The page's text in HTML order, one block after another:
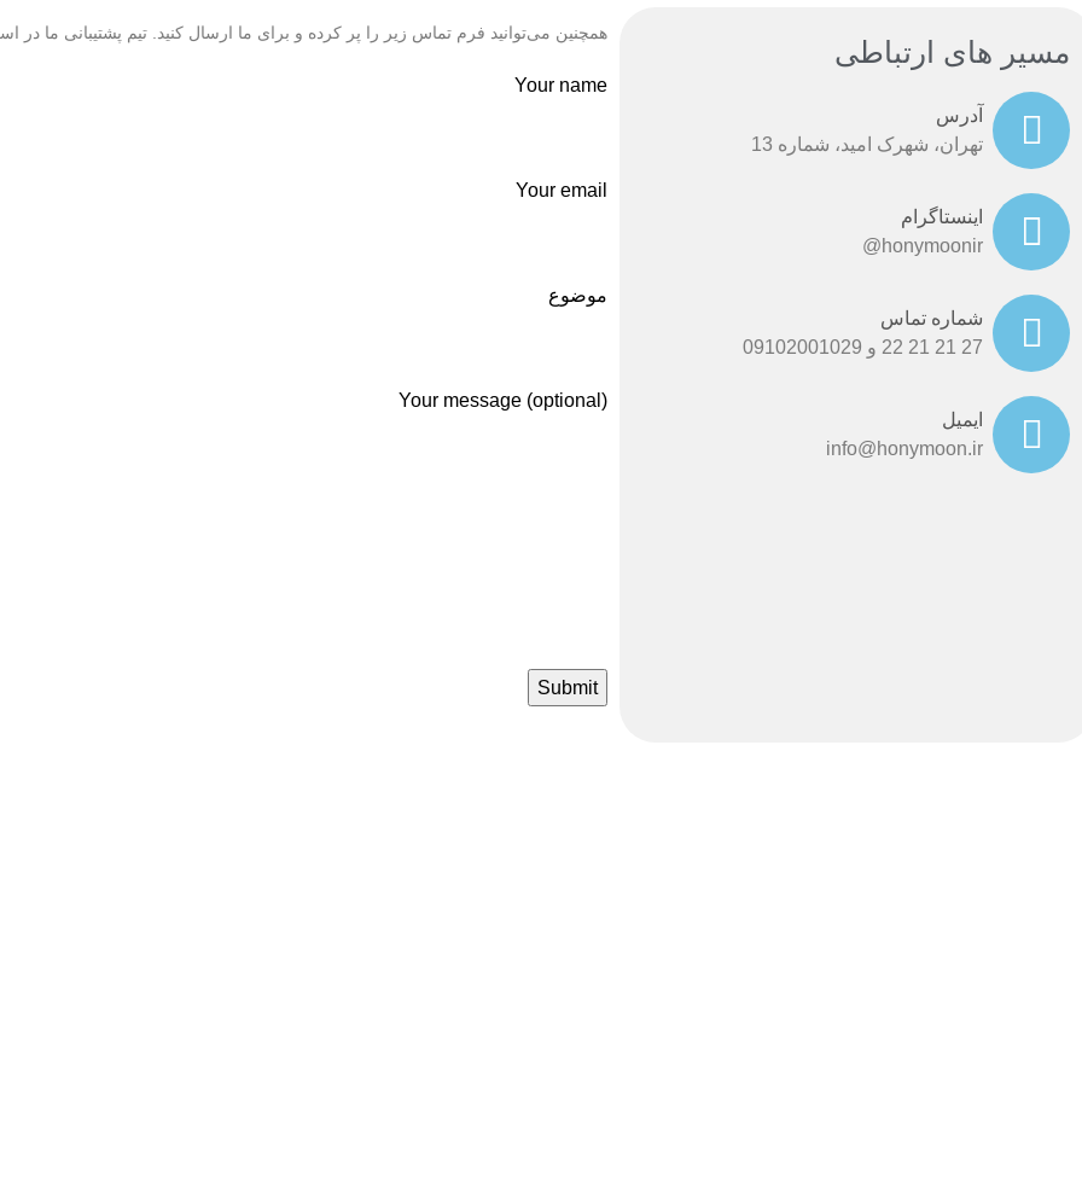
مسیر های ارتباطی​
آدرس
تهران، شهرک امید، شماره 13
اینستاگرام
honymoonir@
شماره تماس
27 21 21 22 و 09102001029
ایمیل
info@honymoon.ir
همچنین می‌توانید فرم تماس زیر را پر کرده و برای ما ارسال کنید. تیم پشتیبانی ما
Your name
Your email
موضوع
Your message (optional)